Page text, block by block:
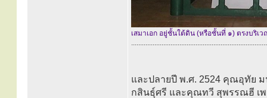
เสมาเอก อยู่ชั้นใต้ดิน (หรือชั้นที่ ๑) ตรงบริเ
............................................................................
และปลายปี พ.ศ. 2524 คุณอุทั
กสินธุ์ศรี และคุณทวี สุพรรณฮี เ